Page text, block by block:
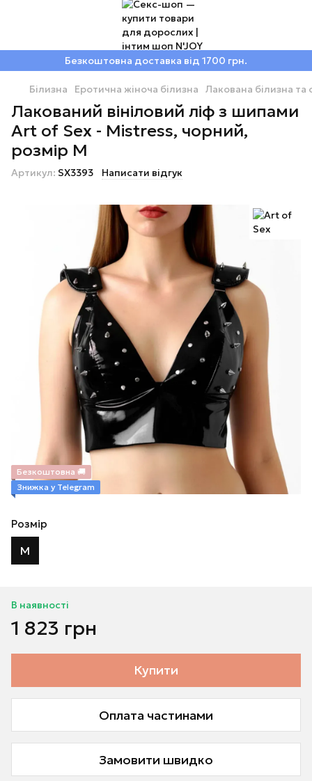
Безкоштовна доставка від 1700 грн.
Білизна Еротична жіноча білизна Лакована білизна та
Лакований вініловий ліф з шипами
Art of Sex - Mistress, чорний,
розмір M
Артикул: SX3393 Написати відгук
Безкоштовна 🚚
Знижка у Telegram
Розмір
M
В наявності
1 823 грн
Купити
Оплата частинами
Замовити швидко